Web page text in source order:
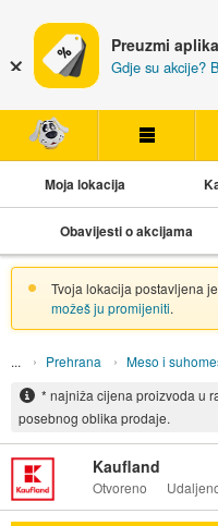
Preuzmi
Gdje su akcije?
Moja lokacija
Obavijesti o akcijama
Tvoja lokacija postavljena
možeš ju promijeniti.
Prehrana
* najniža cijena proizvoda u
posebnog oblika prodaje.
Kaufland
Otvoreno